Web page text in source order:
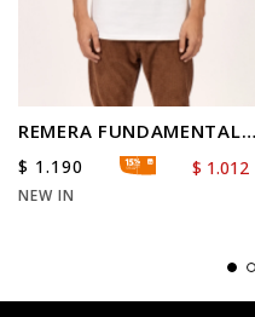
REMERA FUNDAMENTAL
NEUTRAL TEE
$ 1.190 $ 1.012
NEW IN